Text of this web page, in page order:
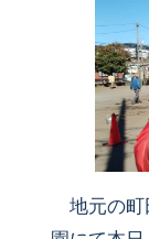
地元の町